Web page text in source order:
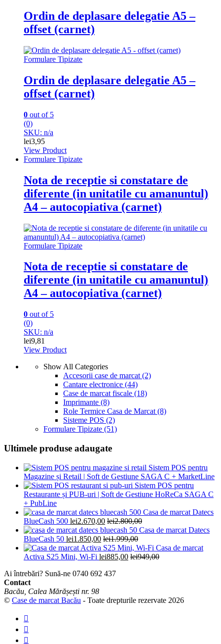
Ordin de deplasare delegatie A5 –
offset (carnet)
Formulare Tipizate
Ordin de deplasare delegatie A5 –
offset (carnet)
0 out of 5
(0)
SKU: n/a
lei3,95
View Product
Formulare Tipizate
Nota de receptie si constatare de
diferente (in unitatile cu amanuntul)
A4 – autocopiativa (carnet)
Formulare Tipizate
Nota de receptie si constatare de
diferente (in unitatile cu amanuntul)
A4 – autocopiativa (carnet)
0 out of 5
(0)
SKU: n/a
lei9,81
View Product
Show All Categories
Accesorii case de marcat (2)
Cantare electronice (44)
Case de marcat fiscale (18)
Imprimante (8)
Role Termice Casa de Marcat (8)
Sisteme POS (2)
Formulare Tipizate (51)
Ultimele produse adaugate
Sistem POS pentru
Magazine și Retail | Soft de Gestiune SAGA C + MarketLine
Sistem POS pentru
Restaurante și PUB-uri | Soft de Gestiune HoReCa SAGA C
+ PubLine
Casa de marcat Datecs
BlueCash 500 lei2.670,00 lei2.800,00
Casa de marcat Datecs
BlueCash 50 lei1.850,00 lei1.999,00
Casa de marcat
Activa S25 Mini, Wi-Fi lei885,00 lei949,00
Ai întrebări? Sună-ne 0740 692 437
Contact
Bacău, Calea Mărășești nr. 98
© Case de marcat Bacău - Toate drepturile rezervate 2026